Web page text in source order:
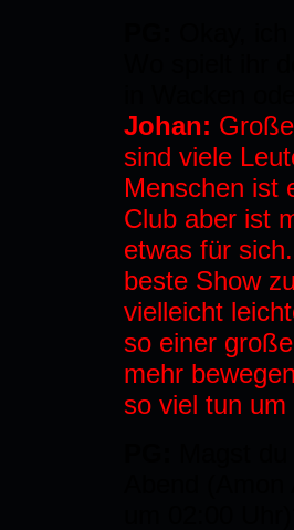
Johan:
sind viele
Menschen ist
Club aber ist
etwas für
beste Show
vielleicht
so einer
mehr
so viel tun